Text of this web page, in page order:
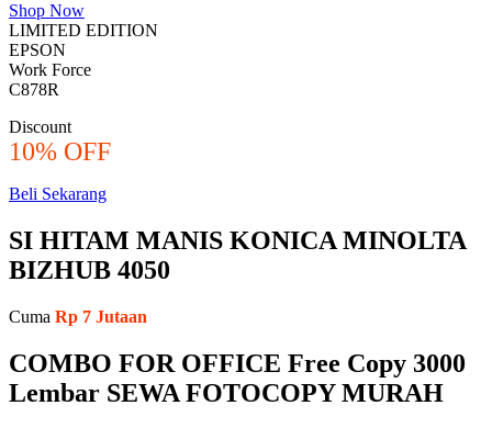
Shop Now
LIMITED EDITION
EPSON
Work Force
C878R
Discount
10% OFF
Beli Sekarang
SI HITAM MANIS KONICA MINOLTA
BIZHUB 4050
Cuma Rp 7 Jutaan
COMBO FOR OFFICE Free Copy 3000
Lembar SEWA FOTOCOPY MURAH